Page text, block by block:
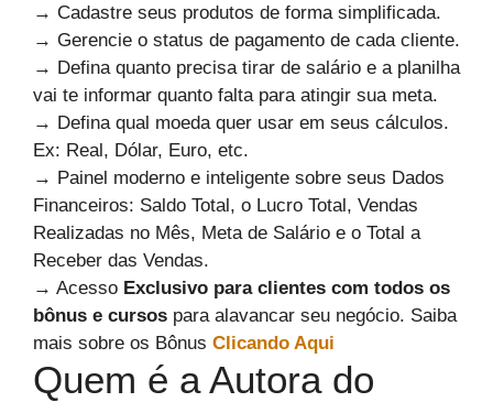
→ Cadastre seus produtos de forma simplificada.
→ Gerencie o status de pagamento de cada cliente.
→ Defina quanto precisa tirar de salário e a planilha
vai te informar quanto falta para atingir sua meta.
→ Defina qual moeda quer usar em seus cálculos.
Ex: Real, Dólar, Euro, etc.
→ Painel moderno e inteligente sobre seus Dados
Financeiros: Saldo Total, o Lucro Total, Vendas
Realizadas no Mês, Meta de Salário e o Total a
Receber das Vendas.
→ Acesso Exclusivo para clientes com todos os
bônus e cursos para alavancar seu negócio. Saiba
mais sobre os Bônus Clicando Aqui
Quem é a Autora do